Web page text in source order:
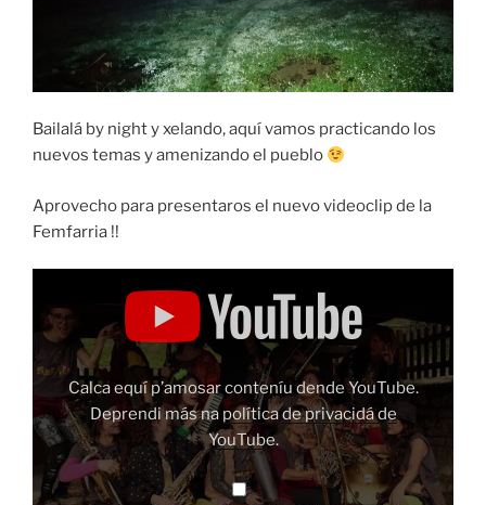
Bailalá by night y xelando, aquí vamos practicando los
nuevos temas y amenizando el pueblo
Aprovecho para presentaros el nuevo videoclip de la
Femfarria !!
Amosar
Asturies
Combo"
dende
YouTube
Calca equí p’amosar conteníu dende YouTube.
Deprendi más na política de privacidá de
YouTube.